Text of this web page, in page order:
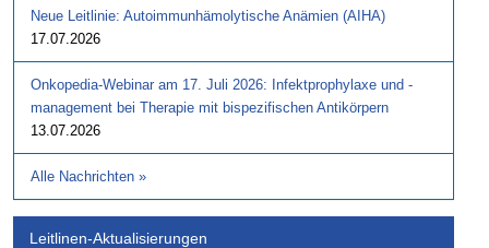
Neue Leitlinie: Autoimmunhämolytische Anämien (AIHA)
17.07.2026
Onkopedia-Webinar am 17. Juli 2026: Infektprophylaxe und -
management bei Therapie mit bispezifischen Antikörpern
13.07.2026
Alle Nachrichten »
Leitlinen-Aktualisierungen